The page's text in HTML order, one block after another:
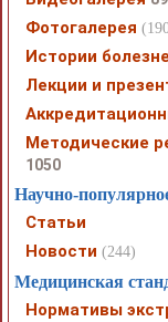
Фотогалерея
Истории
Лекции и
Методические
1050
Научно-
Статьи
Новости (244)
Медицинская
Нормативы